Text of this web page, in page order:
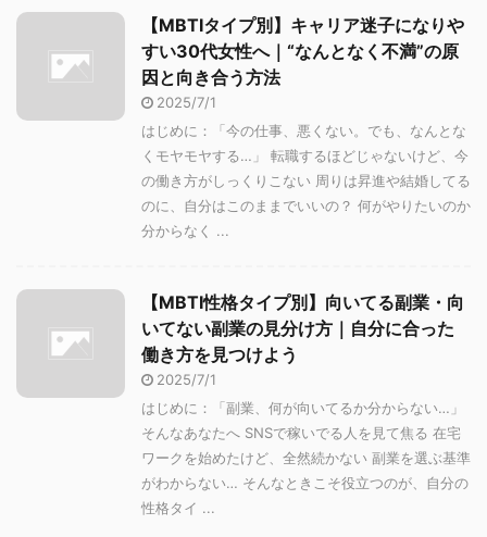
【MBTIタイプ別】キャリア迷子になりや
すい30代女性へ｜“なんとなく不満”の原
因と向き合う方法
2025/7/1
はじめに：「今の仕事、悪くない。でも、なんとな
くモヤモヤする…」 転職するほどじゃないけど、今
の働き方がしっくりこない 周りは昇進や結婚してる
のに、自分はこのままでいいの？ 何がやりたいのか
分からなく ...
【MBTI性格タイプ別】向いてる副業・向
いてない副業の見分け方｜自分に合った
働き方を見つけよう
2025/7/1
はじめに：「副業、何が向いてるか分からない…」
そんなあなたへ SNSで稼いでる人を見て焦る 在宅
ワークを始めたけど、全然続かない 副業を選ぶ基準
がわからない… そんなときこそ役立つのが、自分の
性格タイ ...